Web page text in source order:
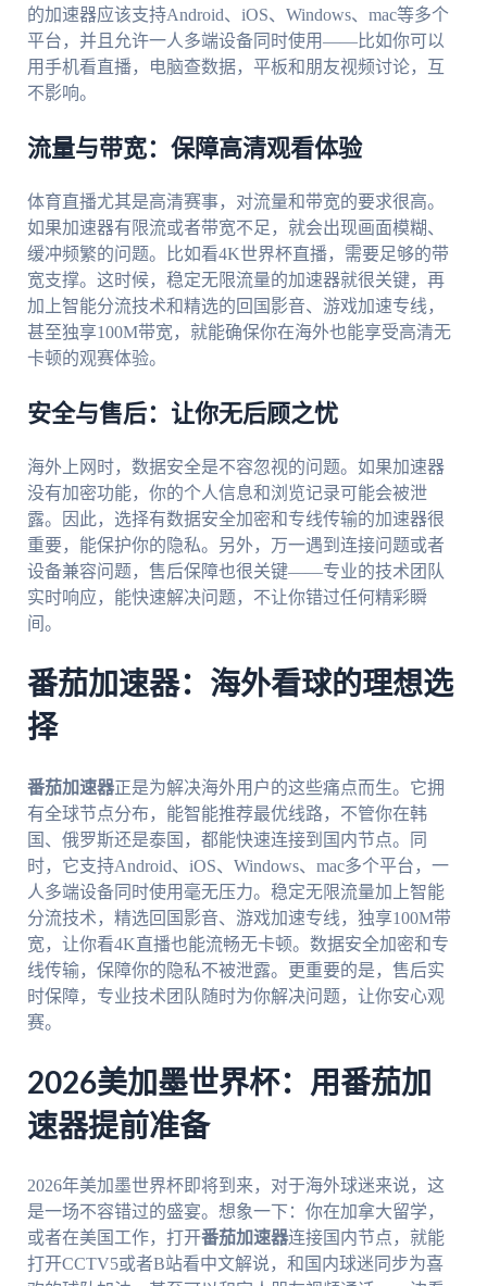
的加速器应该支持Android、iOS、Windows、mac等多个
平台，并且允许一人多端设备同时使用——比如你可以
用手机看直播，电脑查数据，平板和朋友视频讨论，互
不影响。
流量与带宽：保障高清观看体验
体育直播尤其是高清赛事，对流量和带宽的要求很高。
如果加速器有限流或者带宽不足，就会出现画面模糊、
缓冲频繁的问题。比如看4K世界杯直播，需要足够的带
宽支撑。这时候，稳定无限流量的加速器就很关键，再
加上智能分流技术和精选的回国影音、游戏加速专线，
甚至独享100M带宽，就能确保你在海外也能享受高清无
卡顿的观赛体验。
安全与售后：让你无后顾之忧
海外上网时，数据安全是不容忽视的问题。如果加速器
没有加密功能，你的个人信息和浏览记录可能会被泄
露。因此，选择有数据安全加密和专线传输的加速器很
重要，能保护你的隐私。另外，万一遇到连接问题或者
设备兼容问题，售后保障也很关键——专业的技术团队
实时响应，能快速解决问题，不让你错过任何精彩瞬
间。
番茄加速器：海外看球的理想选
择
番茄加速器正是为解决海外用户的这些痛点而生。它拥
有全球节点分布，能智能推荐最优线路，不管你在韩
国、俄罗斯还是泰国，都能快速连接到国内节点。同
时，它支持Android、iOS、Windows、mac多个平台，一
人多端设备同时使用毫无压力。稳定无限流量加上智能
分流技术，精选回国影音、游戏加速专线，独享100M带
宽，让你看4K直播也能流畅无卡顿。数据安全加密和专
线传输，保障你的隐私不被泄露。更重要的是，售后实
时保障，专业技术团队随时为你解决问题，让你安心观
赛。
2026美加墨世界杯：用番茄加
速器提前准备
2026年美加墨世界杯即将到来，对于海外球迷来说，这
是一场不容错过的盛宴。想象一下：你在加拿大留学，
或者在美国工作，打开番茄加速器连接国内节点，就能
打开CCTV5或者B站看中文解说，和国内球迷同步为喜